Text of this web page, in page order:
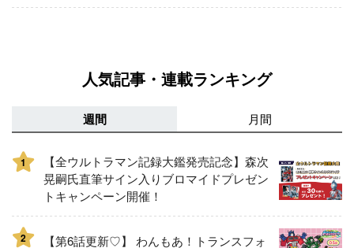
人気記事・連載ランキング
週間 月間
1
【全ウルトラマン記録大鑑発売記念】森次
晃嗣氏直筆サイン入りブロマイドプレゼン
トキャンペーン開催！
2
【第6話更新♡】 わんもあ！トランスフォ